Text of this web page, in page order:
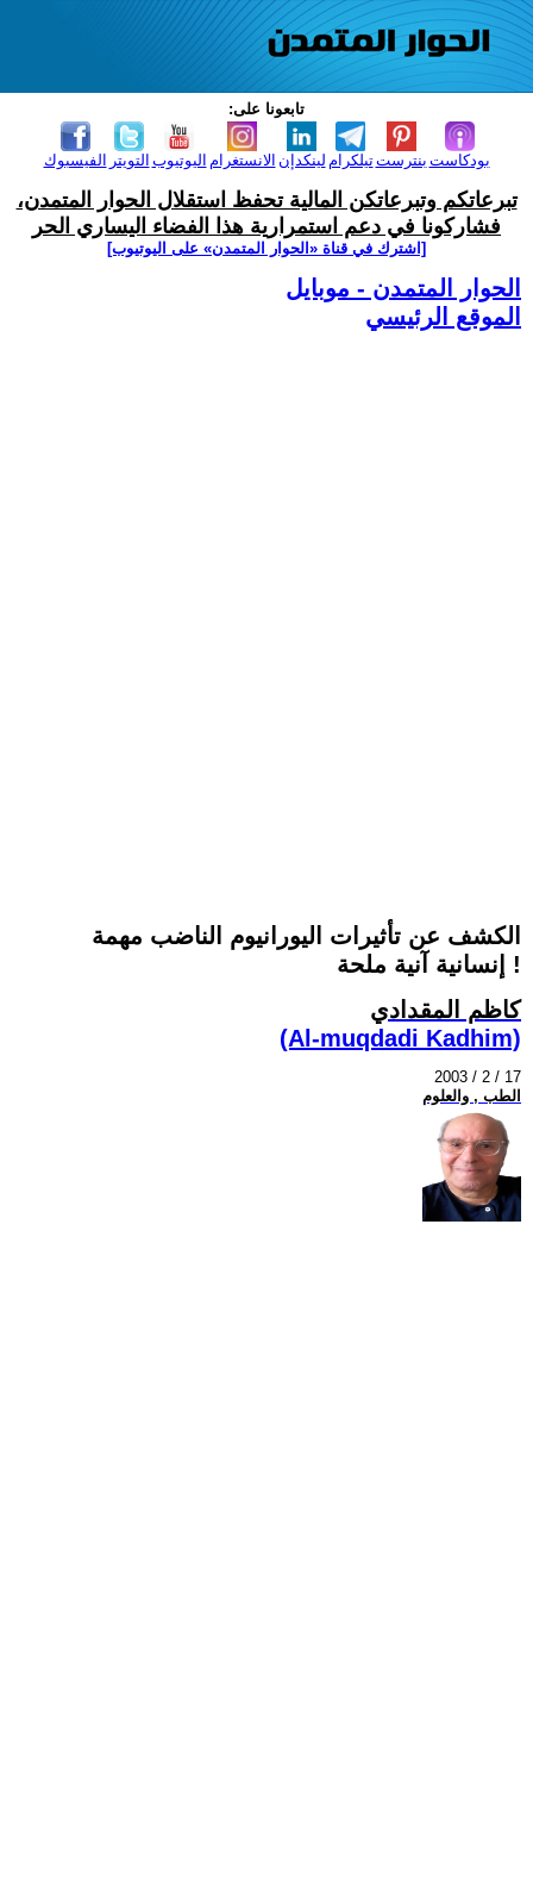
تابعونا على:
الفيسبوك التويتر اليوتيوب الانستغرام لينكدإن تيلكرامبنترست بودكاست
تبرعاتكم وتبرعاتكن المالية تحفظ استقلال الحوار المتمدن،
فشاركونا في دعم استمرارية هذا الفضاء اليساري الحر
[اشترك في قناة ‫«الحوار المتمدن» على اليوتيوب]
الحوار المتمدن - موبايل
الموقع الرئيسي
الكشف عن تأثيرات اليورانيوم الناضب مهمة
إنسانية آنية ملحة !
كاظم المقدادي
(Al-muqdadi Kadhim)
2003 / 2 / 17
الطب , والعلوم